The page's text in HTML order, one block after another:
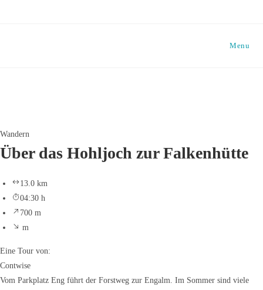
Menu
Wandern
Über das Hohljoch zur Falkenhütte
13.0 km
04:30 h
700 m
m
Eine Tour von:
Contwise
Vom Parkplatz Eng führt der Forstweg zur Engalm. Im Sommer sind viele